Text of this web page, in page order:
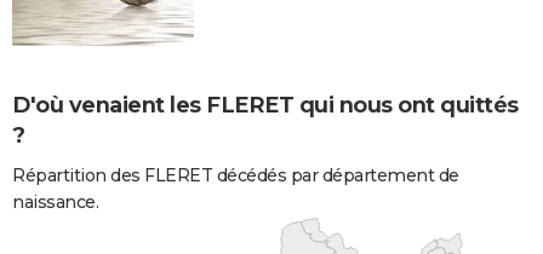
D'où venaient les FLERET qui nous ont quittés
?
Répartition des FLERET décédés par département de
naissance.